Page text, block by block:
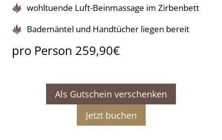
wohltuende Luft-Beinmassage im Zirbenbett
Bademäntel und Handtücher liegen bereit
pro Person 259,90€
Als Gutschein verschenken
Jetzt buchen